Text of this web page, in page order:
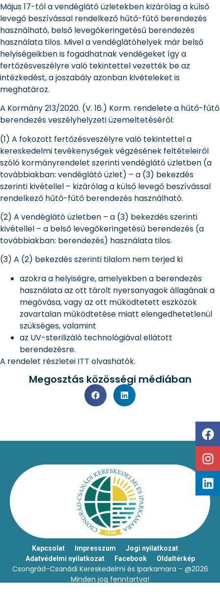
Május 17-től a vendéglátó üzletekben kizárólag a külső
levegő beszívással rendelkező hűtő-fűtő berendezés
használható, belső levegőkeringetésű berendezés
használata tilos. Mivel a vendéglátóhelyek már belső
helyiségeikben is fogadhatnak vendégeket így a
fertőzésveszélyre való tekintettel vezették be az
intézkedést, a joszabály azonban kivételeket is
meghatároz.
A Kormány 213/2020. (V. 16.) Korm. rendelete a hűtő-fűtő
berendezés veszélyhelyzeti üzemeltetéséről:
(1) A fokozott fertőzésveszélyre való tekintettel a
kereskedelmi tevékenységek végzésének feltételeiről
szóló kormányrendelet szerinti vendéglátó üzletben (a
továbbiakban: vendéglátó üzlet) – a (3) bekezdés
szerinti kivétellel – kizárólag a külső levegő beszívással
rendelkező hűtő-fűtő berendezés használható.
(2) A vendéglátó üzletben – a (3) bekezdés szerinti
kivétellel – a belső levegőkeringetésű berendezés (a
továbbiakban: berendezés) használata tilos.
(3) A (2) bekezdés szerinti tilalom nem terjed ki
azokra a helyiségre, amelyekben a berendezés
használata az ott tárolt nyersanyagok állagának a
megóvása, vagy az ott működtetett eszközök
zavartalan működtetése miatt elengedhetetlenül
szükséges, valamint
az UV-sterilizáló technológiával ellátott
berendezésre.
A rendelet részletei ITT olvashatók.
Megosztás közösségi médiában
Kapcsolat Impresszum
Jogi nyilatkozat
Adatvédelmi nyilatkozat
Facebook Oldaltérkép
Csongrád-Csanádi Kereskedelmi és Iparkamara – @2026
Minden jog fenntartva!